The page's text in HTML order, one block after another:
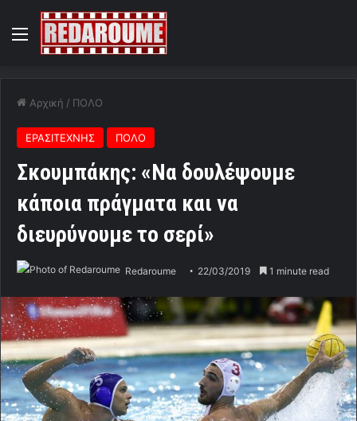
Menu
Αρχική / ΠΟΛΟ
ΕΡΑΣΙΤΕΧΝΗΣ ΠΟΛΟ
Σκουμπάκης: «Να δουλέψουμε
κάποια πράγματα και να
διευρύνουμε το σερί»
Redaroume 22/03/2019 1 minute read